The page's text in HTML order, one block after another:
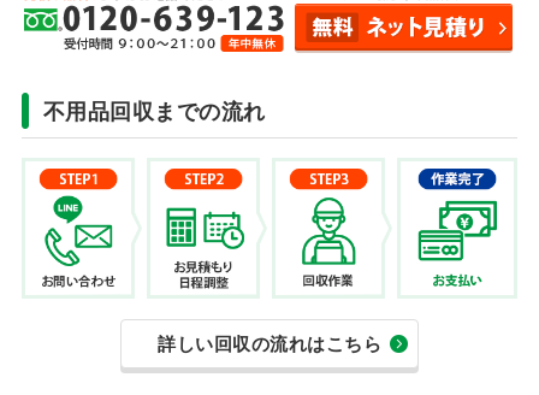
不用品回収までの流れ
詳しい回収の流れはこちら